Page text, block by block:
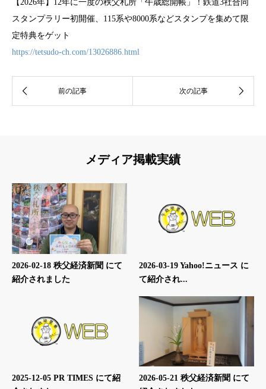
【2026年】12年に一度の秩父札所「午歳総開帳」！鉄道3社合同
スタンプラリー初開催、115系や8000系などスタンプを集めて限
定特典をゲット
https://tetsudo-ch.com/13026886.html
メディア掲載実績
2026-02-18 秩父経済新聞 にて
紹介されました
2026-03-19 Yahoo!ニュース に
て紹介され...
2025-12-05 PR TIMES にて紹
2026-05-21 秩父経済新聞 にて